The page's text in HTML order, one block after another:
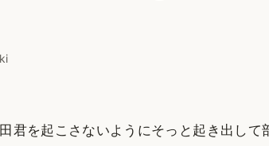
君を起こさないようにそっと起き出して